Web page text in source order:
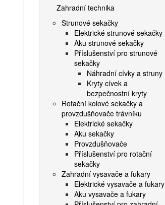
Zahradní technika
Strunové sekačky
Elektrické strunové sekačky
Aku strunové sekačky
Příslušenství pro strunové
sekačky
Náhradní cívky a struny
Kryty cívek a
bezpečnostní kryty
Rotační kolové sekačky a
provzdušňovače trávníku
Elektrické sekačky
Aku sekačky
Provzdušňovače
Příslušenství pro rotační
sekačky
Zahradní vysavače a fukary
Elektrické vysavače a fukary
Aku vysavače a fukary